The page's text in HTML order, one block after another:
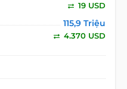
19 USD
115,9 Triệu
4.370 USD